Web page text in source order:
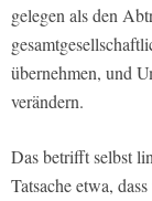
gelegen als den
übernehmen, und
verändern.
Das betrifft selbst
Tatsache etwa,